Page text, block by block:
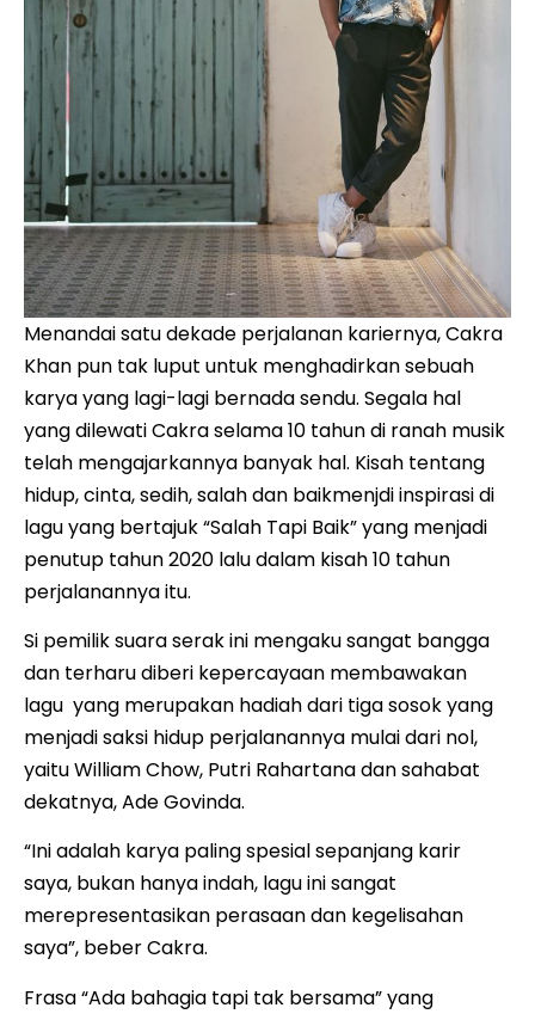
Menandai satu dekade perjalanan kariernya, Cakra
Khan pun tak luput untuk menghadirkan sebuah
karya yang lagi-lagi bernada sendu. Segala hal
yang dilewati Cakra selama 10 tahun di ranah musik
telah mengajarkannya banyak hal. Kisah tentang
hidup, cinta, sedih, salah dan baikmenjdi inspirasi di
lagu yang bertajuk “Salah Tapi Baik” yang menjadi
penutup tahun 2020 lalu dalam kisah 10 tahun
perjalanannya itu.
Si pemilik suara serak ini mengaku sangat bangga
dan terharu diberi kepercayaan membawakan
lagu yang merupakan hadiah dari tiga sosok yang
menjadi saksi hidup perjalanannya mulai dari nol,
yaitu William Chow, Putri Rahartana dan sahabat
dekatnya, Ade Govinda.
“Ini adalah karya paling spesial sepanjang karir
saya, bukan hanya indah, lagu ini sangat
merepresentasikan perasaan dan kegelisahan
saya”, beber Cakra.
Frasa “Ada bahagia tapi tak bersama” yang